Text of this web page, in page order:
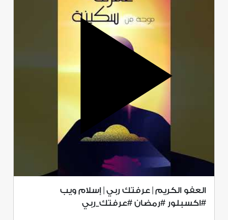
العفو الكريم | عرفتك ربي | إسلام ويب
#اكسبلور #رمضان #عرفتك_ربي